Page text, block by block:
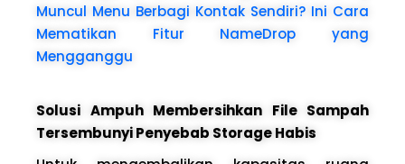
Muncul Menu Berbagi Kontak Sendiri? Ini Cara
Mematikan Fitur NameDrop yang
Mengganggu
Solusi Ampuh Membersihkan File Sampah
Tersembunyi Penyebab Storage Habis